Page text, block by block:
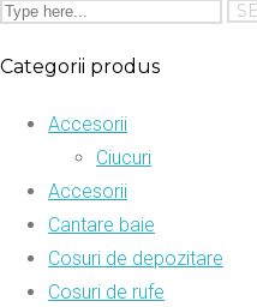
Categorii produs
Accesorii
Ciucuri
Accesorii
Cantare baie
Cosuri de depozitare
Cosuri de rufe